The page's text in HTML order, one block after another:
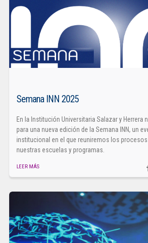
Semana INN 2025
En la Institución Universitaria Salazar y Herrera
para una nueva edición de la Semana INN, un
institucional en el que reuniremos los
nuestras escuelas y programas.
LEER MÁS